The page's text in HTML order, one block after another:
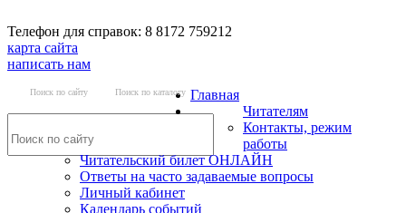
Телефон для справок: 8 8172 759212
карта сайта
написать нам
Поиск по сайту Поиск по каталогу Главная
Читателям
Контакты, режим
работы
Читательский билет ОНЛАЙН
Ответы на часто задаваемые вопросы
Личный кабинет
Календарь событий